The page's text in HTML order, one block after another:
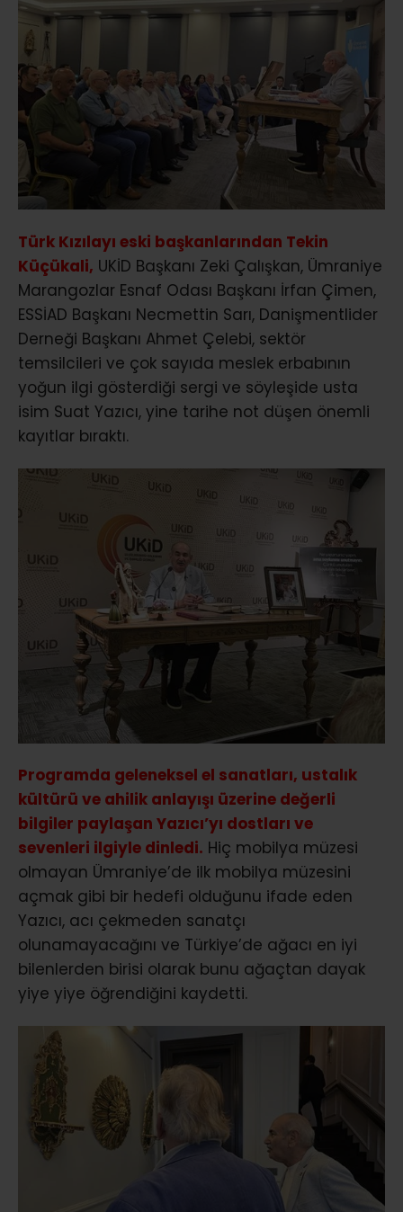
Türk Kızılayı eski başkanlarından Tekin
Küçükali, UKİD Başkanı Zeki Çalışkan, Ümraniye
Marangozlar Esnaf Odası Başkanı İrfan Çimen,
ESSİAD Başkanı Necmettin Sarı, Danişmentlider
Derneği Başkanı Ahmet Çelebi, sektör
temsilcileri ve çok sayıda meslek erbabının
yoğun ilgi gösterdiği sergi ve söyleşide usta
isim Suat Yazıcı, yine tarihe not düşen önemli
kayıtlar bıraktı.
Programda geleneksel el sanatları, ustalık
kültürü ve ahilik anlayışı üzerine değerli
bilgiler paylaşan Yazıcı’yı dostları ve
sevenleri ilgiyle dinledi. Hiç mobilya müzesi
olmayan Ümraniye’de ilk mobilya müzesini
açmak gibi bir hedefi olduğunu ifade eden
Yazıcı, acı çekmeden sanatçı
olunamayacağını ve Türkiye’de ağacı en iyi
bilenlerden birisi olarak bunu ağaçtan dayak
yiye yiye öğrendiğini kaydetti.